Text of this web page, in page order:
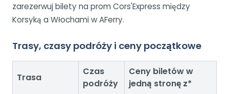
zarezerwuj bilety na prom Cors'Express między
Korsyką a Włochami w AFerry.
Trasy, czasy podróży i ceny początkowe
Trasa
Czas
podróży
Ceny biletów w
jedną stronę z*